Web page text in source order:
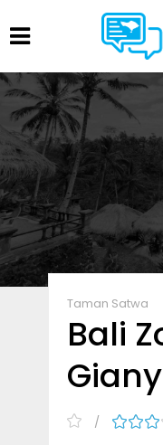
Taman Satwa
Bali